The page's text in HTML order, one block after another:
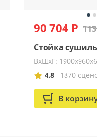
90 704 Р
Стойка
ВхШхГ:
4.8
1870
В